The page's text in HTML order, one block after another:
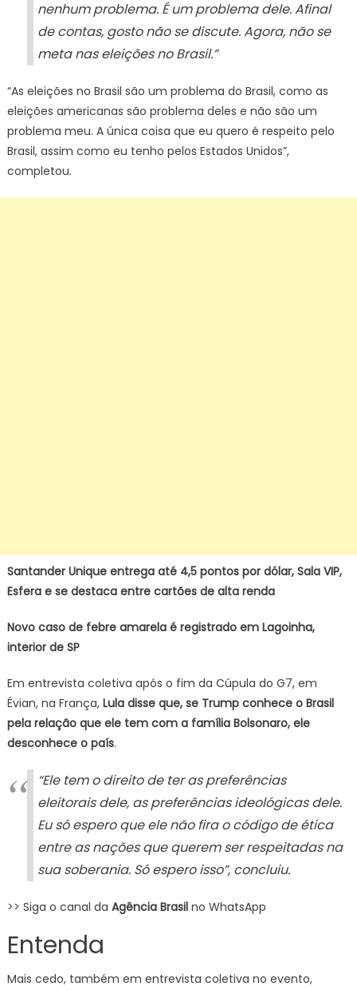
Trump
nenhum problema. É um problema dele. Afinal
de contas, gosto não se discute. Agora, não se
meta nas eleições no Brasil.”
“As eleições no Brasil são um problema do Brasil, como as
eleições americanas são problema deles e não são um
problema meu. A única coisa que eu quero é respeito pelo
Brasil, assim como eu tenho pelos Estados Unidos”,
completou.
Santander Unique entrega até 4,5 pontos por dólar, Sala VIP,
Esfera e se destaca entre cartões de alta renda
Novo caso de febre amarela é registrado em Lagoinha,
interior de SP
Em entrevista coletiva após o fim da Cúpula do G7, em
Évian, na França, Lula disse que, se Trump conhece o Brasil
pela relação que ele tem com a família Bolsonaro, ele
desconhece o país.
“Ele tem o direito de ter as preferências
eleitorais dele, as preferências ideológicas dele.
Eu só espero que ele não fira o código de ética
entre as nações que querem ser respeitadas na
sua soberania. Só espero isso”, concluiu.
>> Siga o canal da Agência Brasilno WhatsApp
Entenda
Mais cedo, também em entrevista coletiva no evento,